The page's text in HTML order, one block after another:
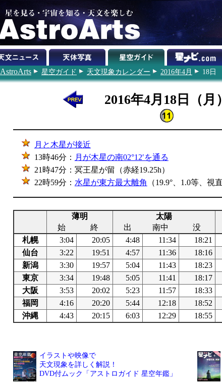
AstroArts 星空ガイド 天文現象カレンダー 2016年4月 18日
2016年4月18日（月）
月と木星が接近
13時46分： 月が木星の南02°12′を通る
21時47分：冥王星が留（赤経19.25h）
22時59分： 水星が東方最大離角 （19.9°、1.0等、視
薄明 太陽
始
終 出 南中 没
札幌
3:04 20:05 4:48 11:34 18:21
仙台
3:22 19:51 4:57 11:36 18:16
新潟
3:30 19:57 5:04 11:43 18:23
東京
3:34 19:48 5:05 11:41 18:17
大阪
3:53 20:02 5:23 11:57 18:33
福岡
4:16 20:20 5:44 12:18 18:52
沖縄
4:43 20:15 6:03 12:29 18:55
イラストや映像で
天文現象を詳しく解説！
DVD付ムック「アストロガイド 星空年鑑」